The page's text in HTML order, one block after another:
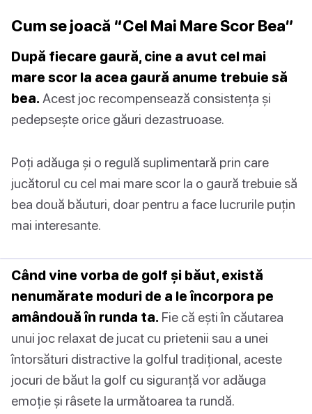
Cum se joacă “Cel Mai Mare Scor Bea”
După fiecare gaură, cine a avut cel mai
mare scor la acea gaură anume trebuie să
bea. Acest joc recompensează consistența și
pedepsește orice găuri dezastruoase.
Poți adăuga și o regulă suplimentară prin care
jucătorul cu cel mai mare scor la o gaură trebuie să
bea două băuturi, doar pentru a face lucrurile puțin
mai interesante.
Când vine vorba de golf și băut, există
nenumărate moduri de a le încorpora pe
amândouă în runda ta. Fie că ești în căutarea
unui joc relaxat de jucat cu prietenii sau a unei
întorsături distractive la golful tradițional, aceste
jocuri de băut la golf cu siguranță vor adăuga
emoție și râsete la următoarea ta rundă.